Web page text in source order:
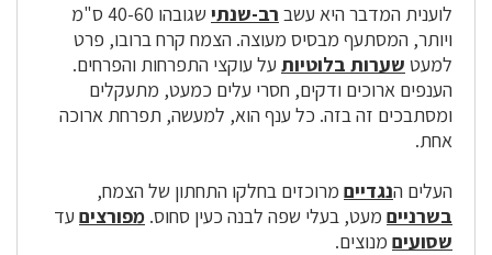
לוענית המדבר היא עשב רב-שנתי
שגובהו 40-60 ס"מ
ויותר, המסתעף מבסיס מעוצה. הצמח קרח ברובו, פרט
למעט שערות בלוטיות על עוקצי התפרחות והפרחים.
הענפים ארוכים ודקים, חסרי עלים כמעט, מתעקלים
ומסתבכים זה בזה. כל ענף הוא, למעשה, תפרחת ארוכה
אחת.
העלים הנגדיים מרוכזים בחלקו התחתון של הצמח,
בשרניים מעט, בעלי שפה לבנה כעין סחוס. מפורצים עד
שסועים מנוצים.